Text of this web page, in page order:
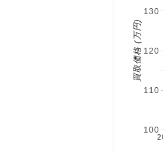
100
110
120
130
買取価格 (万円)